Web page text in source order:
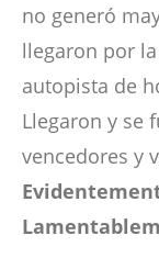
no generó
llegaron por
autopista de
Llegaron y se
vencedores y